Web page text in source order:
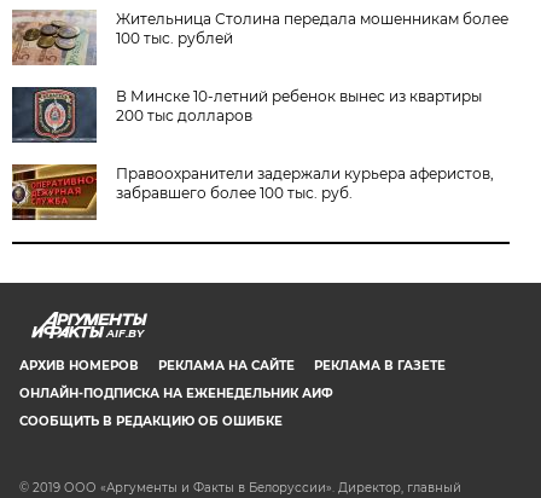
Жительница Столина передала мошенникам более
100 тыс. рублей
В Минске 10-летний ребенок вынес из квартиры
200 тыс долларов
Правоохранители задержали курьера аферистов,
забравшего более 100 тыс. руб.
AIF.BY
АРХИВ НОМЕРОВ РЕКЛАМА НА САЙТЕ
РЕКЛАМА В ГАЗЕТЕ
ОНЛАЙН-ПОДПИСКА НА ЕЖЕНЕДЕЛЬНИК АИФ
СООБЩИТЬ В РЕДАКЦИЮ ОБ ОШИБКЕ
© 2019 ООО «Аргументы и Факты в Белоруссии». Директор, главный